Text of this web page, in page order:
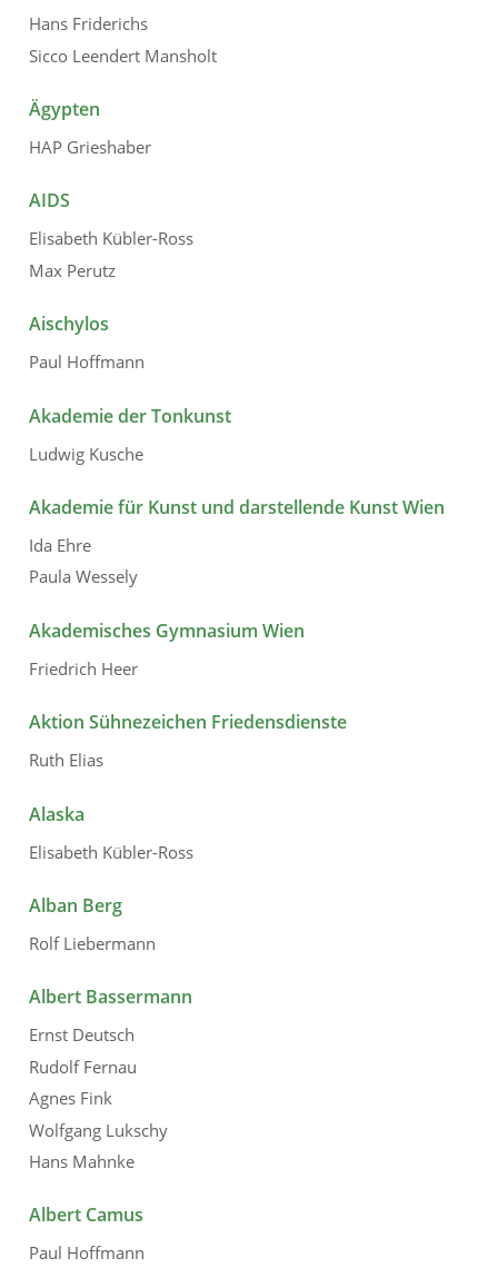
Hans Friderichs
Sicco Leendert Mansholt
Ägypten
HAP Grieshaber
AIDS
Elisabeth Kübler-Ross
Max Perutz
Aischylos
Paul Hoffmann
Akademie der Tonkunst
Ludwig Kusche
Akademie für Kunst und darstellende Kunst Wien
Ida Ehre
Paula Wessely
Akademisches Gymnasium Wien
Friedrich Heer
Aktion Sühnezeichen Friedensdienste
Ruth Elias
Alaska
Elisabeth Kübler-Ross
Alban Berg
Rolf Liebermann
Albert Bassermann
Ernst Deutsch
Rudolf Fernau
Agnes Fink
Wolfgang Lukschy
Hans Mahnke
Albert Camus
Paul Hoffmann